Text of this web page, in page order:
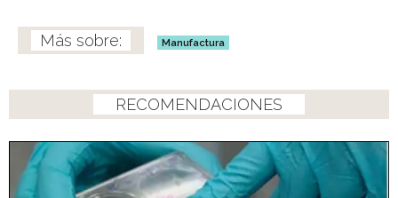
Manufactura
RECOMENDACIONES